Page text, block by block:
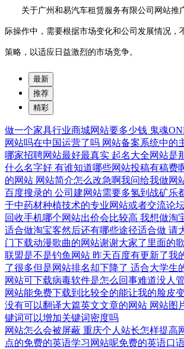
关于广州和易汽车租赁服务有限公司网站推
际操作中，需要根据市场变化和公司发展情况，
策略，以适应日益激烈的市场竞争。
最新
推荐
精彩
做一个家具行业商城网站要多少钱 鬼魂
网站吗在中国运营了吗 网站备案系统中的
哪家招聘网站最好最真实 起名大全网站是
什么名字好 有谁知道哪些网站投稿有稿费
的网站 网站简介怎么改急啊我问给我做网
百度搜录的 公司建网站需要多氢到战矿乐
于中药材种植技术的专业网站或者交流论
回收手机哪个网站出价会比较高 我想做淘
适合做淘宝客然后还有哪些途径适合做 请
门下载动漫歌曲的网站谢谢大家了里面的
联盟是不是钓鱼网站 昨天百度有更新了我
了很多但是网站排名却下降了 适合大学生
网站可下载病毒软件是怎么回事难道没人
网站能免费下载到比较全的能让我的脸皮
没有可以翻译大篇英文文章的网站 网站图
键词可以增加关键词密度吗
网站怎么会被屏蔽 重庆个人站长怎样提高
点的免费的英语学习网站呢免费的英语口